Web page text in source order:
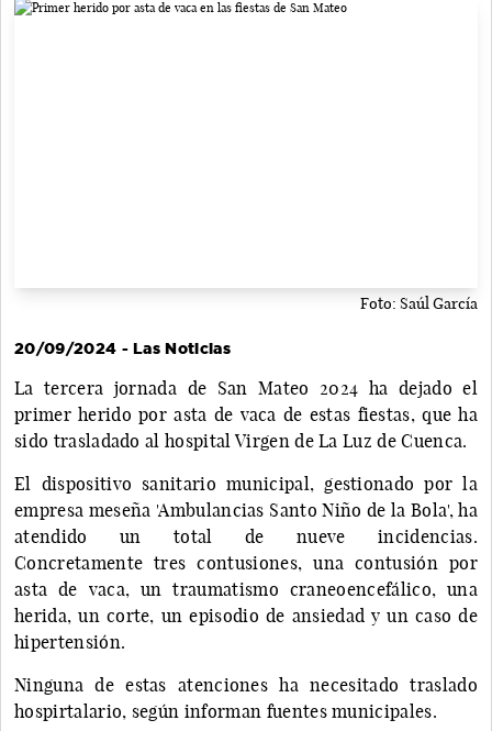
Foto: Saúl García
20/09/2024 - Las Noticias
La tercera jornada de San Mateo 2024 ha dejado el
primer herido por asta de vaca de estas fiestas, que ha
sido trasladado al hospital Virgen de La Luz de Cuenca.
El dispositivo sanitario municipal, gestionado por la
empresa meseña 'Ambulancias Santo Niño de la Bola', ha
atendido un total de nueve incidencias.
Concretamente tres contusiones, una contusión por
asta de vaca, un traumatismo craneoencefálico, una
herida, un corte, un episodio de ansiedad y un caso de
hipertensión.
Ninguna de estas atenciones ha necesitado traslado
hospirtalario, según informan fuentes municipales.